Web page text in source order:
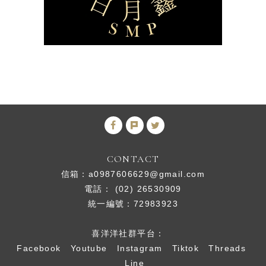
CONTACT
信箱： a0987606629@gmail.com
電話： (02) 26530909
統一編號：72983923
喜洋洋社群平台：
Facebook
Youtube Instagram Tiktok
Threads
Line